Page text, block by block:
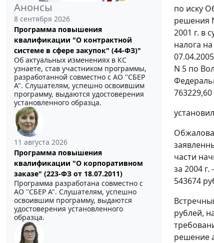
Анонсы
8 сентября 2026
Программа повышения
квалификации "О контрактной
системе в сфере закупок" (44-ФЗ)"
Об актуальных изменениях в КС
узнаете, став участником программы,
разработанной совместно с АО ''СБЕР
А". Слушателям, успешно освоившим
программу, выдаются удостоверения
установленного образца.
11 августа 2026
Программа повышения
квалификации "О корпоративном
заказе" (223-ФЗ от 18.07.2011)
Программа разработана совместно с
АО ''СБЕР А". Слушателям, успешно
освоившим программу, выдаются
удостоверения установленного
образца.
по иску
решения
2001 г. в
налога
N 5 по
части
за 2004
543674
рублей,
решение